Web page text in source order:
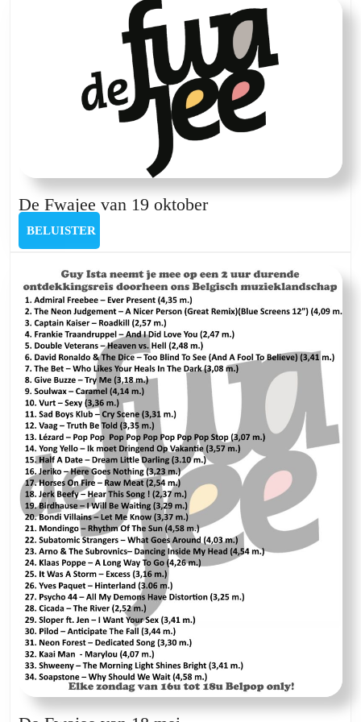
juli
2024
De Fwajee van 19 oktoberDe
oktober
BELUISTER